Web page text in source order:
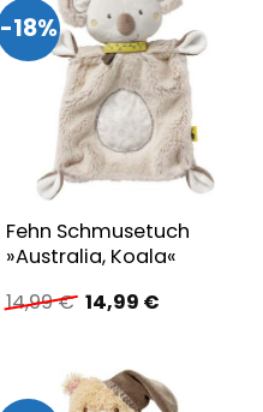
-18%
Fehn Schmusetuch
»Australia, Koala«
14,99€ Ursprünglicher
Preis
14,99 €Aktueller